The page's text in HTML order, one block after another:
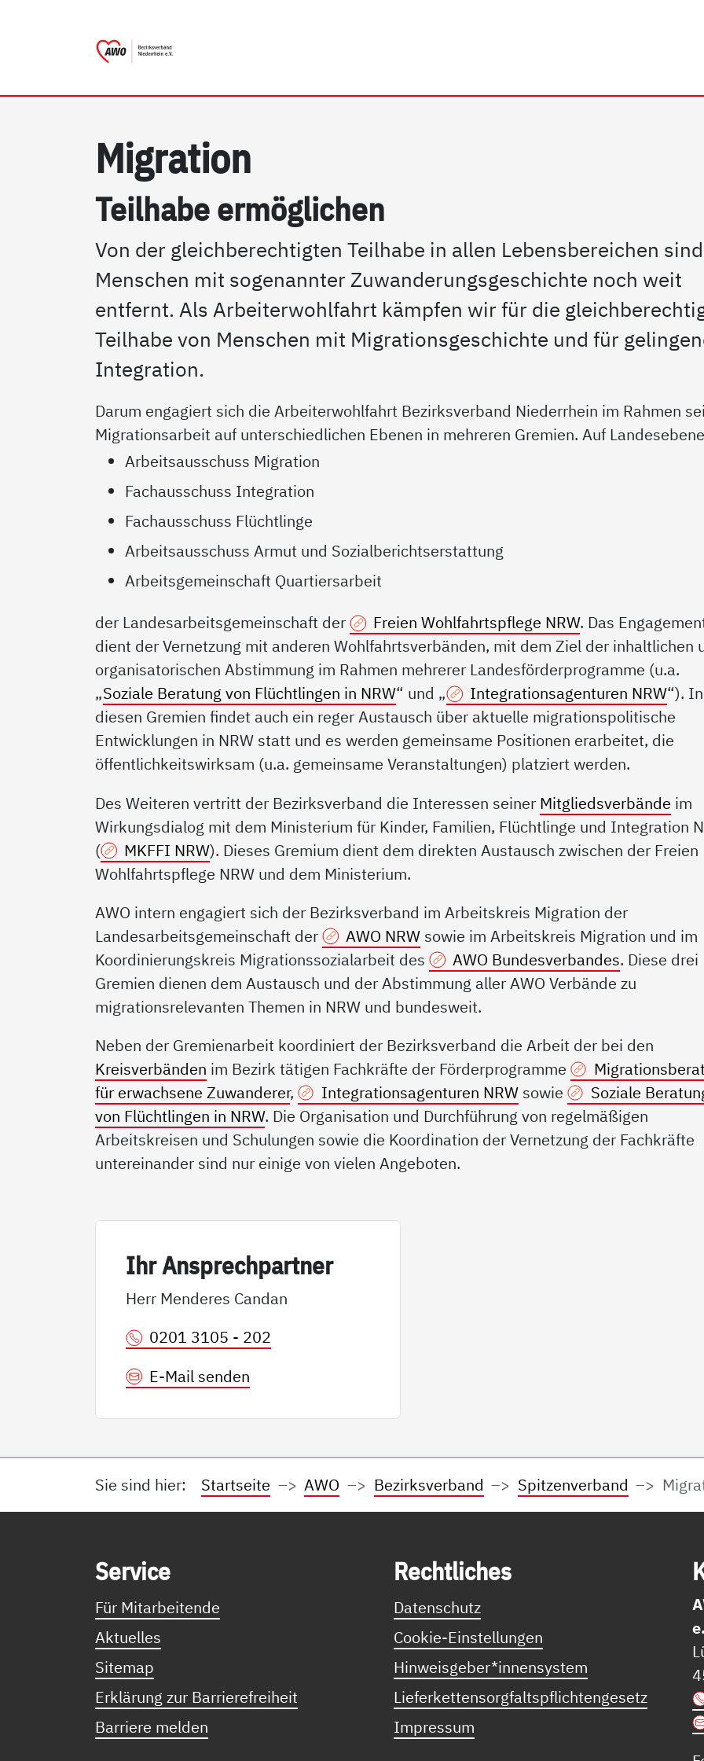
Mi­g­ra­ti­on
Teil­ha­be er­mög­li­chen
Von der gleichberechtigten Teilhabe in allen Lebensbereichen sind
Menschen mit sogenannter Zuwanderungsgeschichte noch weit
entfernt. Als Arbeiterwohlfahrt kämpfen wir für die
Teilhabe von Menschen mit Migrationsgeschichte und für
Integration.
Darum engagiert sich die Arbeiterwohlfahrt Bezirksverband Niederrhein im Rahmen
Migrationsarbeit auf unterschiedlichen Ebenen in mehreren Gremien. Auf
Arbeitsausschuss Migration
Fachausschuss Integration
Fachausschuss Flüchtlinge
Arbeitsausschuss Armut und Sozialberichtserstattung
Arbeitsgemeinschaft Quartiersarbeit
der Landesarbeitsgemeinschaft der
Freien Wohlfahrtspflege NRW. Das
dient der Vernetzung mit anderen Wohlfahrtsverbänden, mit dem Ziel der inhaltlichen
organisatorischen Abstimmung im Rahmen mehrerer Landesförderprogramme (u.a.
„Soziale Beratung von Flüchtlingen in NRW“ und „ Integrationsagenturen NRW“). In
diesen Gremien findet auch ein reger Austausch über aktuelle migrationspolitische
Entwicklungen in NRW statt und es werden gemeinsame Positionen erarbeitet, die
öffentlichkeitswirksam (u.a. gemeinsame Veranstaltungen) platziert werden.
Des Weiteren vertritt der Bezirksverband die Interessen seiner Mitgliedsverbände im
Wirkungsdialog mit dem Ministerium für Kinder, Familien, Flüchtlinge und Integration
(
MKFFI NRW). Dieses Gremium dient dem direkten Austausch zwischen der Freien
Wohlfahrtspflege NRW und dem Ministerium.
AWO intern engagiert sich der Bezirksverband im Arbeitskreis Migration der
Landesarbeitsgemeinschaft der
AWO NRW sowie im Arbeitskreis Migration und im
Koordinierungskreis Migrationssozialarbeit des
AWO Bundesverbandes. Diese drei
Gremien dienen dem Austausch und der Abstimmung aller AWO Verbände zu
migrationsrelevanten Themen in NRW und bundesweit.
Neben der Gremienarbeit koordiniert der Bezirksverband die Arbeit der bei den
Kreisverbänden im Bezirk tätigen Fachkräfte der Förderprogramme
für erwachsene Zuwanderer, Integrationsagenturen NRW sowie
Soziale
von Flüchtlingen in NRW. Die Organisation und Durchführung von regelmäßigen
Arbeitskreisen und Schulungen sowie die Koordination der Vernetzung der Fachkräfte
untereinander sind nur einige von vielen Angeboten.
Ihr An­sp­rech­part­ner
Herr Menderes Candan
0201 3105 - 202
E-Mail senden
Sie sind hier: Startseite AWO Bezirksverband Spitzenverband
Ser­vice
Für Mitarbeitende
Aktuelles
Sitemap
Erklärung zur Barrierefreiheit
Barriere melden
Recht­li­ches
Datenschutz
Cookie-Einstellungen
Hinweisgeber*innensystem
Lieferkettensorgfaltspflichtengesetz
Impressum